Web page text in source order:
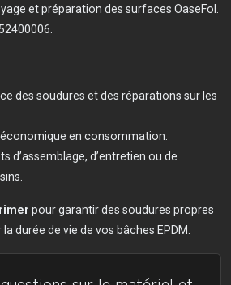
et préparation des surfaces OaseFol.
des soudures et des réparations sur les
en consommation.
d’assemblage, d’entretien ou de
pour garantir des soudures propres
durée de vie de vos bâches EPDM.